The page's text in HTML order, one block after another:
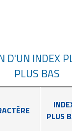
D'UN INDEX
PLUS BAS
PLUS